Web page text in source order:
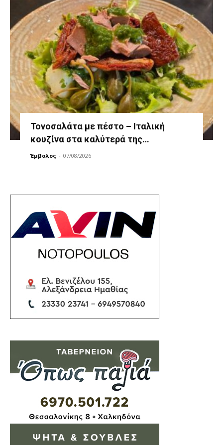
Τονοσαλάτα με πέστο – Ιταλική
κουζίνα στα καλύτερά της…
Έμβολος - 07/08/2026